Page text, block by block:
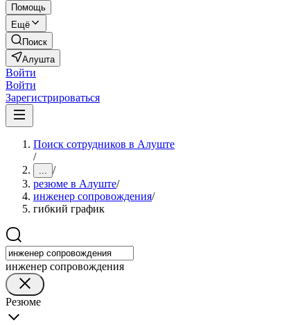
Помощь
Ещё
Поиск
Алушта
Войти
Войти
Зарегистрироваться
Поиск сотрудников в Алуште
/
... /
резюме в Алуште/
инженер сопровождения/
гибкий график
инженер сопровождения
Резюме